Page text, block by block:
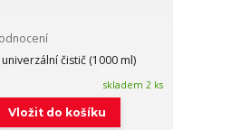
čistič (1000 ml)
skladem 2 ks
Vložit do košíku